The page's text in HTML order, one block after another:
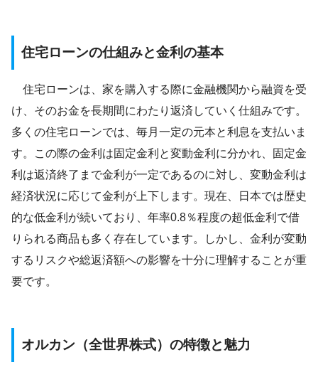
住宅ローンの仕組みと金利の基本
住宅ローンは、家を購入する際に金融機関から融資を受
け、そのお金を長期間にわたり返済していく仕組みです。
多くの住宅ローンでは、毎月一定の元本と利息を支払いま
す。この際の金利は固定金利と変動金利に分かれ、固定金
利は返済終了まで金利が一定であるのに対し、変動金利は
経済状況に応じて金利が上下します。現在、日本では歴史
的な低金利が続いており、年率0.8％程度の超低金利で借
りられる商品も多く存在しています。しかし、金利が変動
するリスクや総返済額への影響を十分に理解することが重
要です。
オルカン（全世界株式）の特徴と魅力